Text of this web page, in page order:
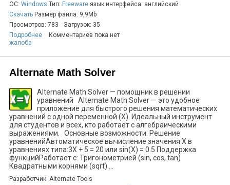
ОС: Windows Тип: Freeware язык интерфейса: английский
Скачать Размер файла: 9,9Mb
Просмотров: 783
Загрузок: 35
Подробнее
Комментариев пока нет
жалоба
Alternate Math Solver
Alternate Math Solver — помощник в решении
уравнений Alternate Math Solver — это удобное
приложение для быстрого решения математических
уравнений с одной переменной (X). Идеальный инструмент
для студентов и всех, кто работает с алгебраическими
выражениями. Основные возможности: Решение
уравненийАвтоматическое вычисление значения X в
уравнениях типа:3X + 5 = 20 или sin(X) = 0.5 Поддержка
функцийРаботает с: Тригонометрией (sin, cos, tan)
Квадратными корнями (sqrt) ...
Разработчик: Alternate Tools